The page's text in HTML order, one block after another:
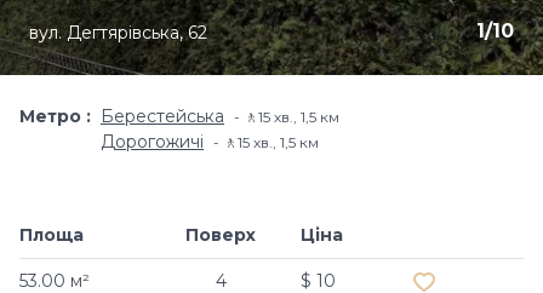
1/10
вул. Дегтярівська, 62
Метро Берестейська 🚶15 хв​., 1,5 км
Дорогожичі 🚶15 хв​., 1,5 км
Площа
53.00 м²
Поверх
4
Ціна
$ 10